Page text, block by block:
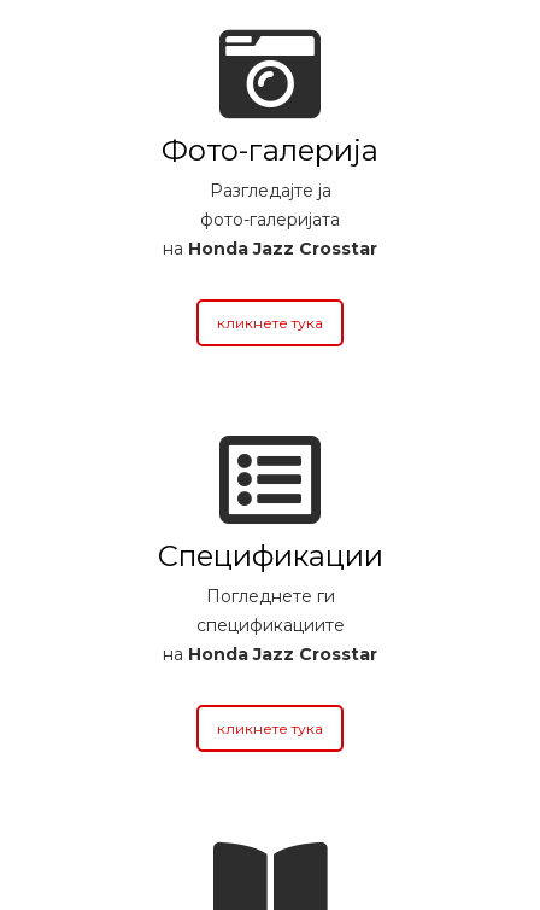
Фото-галерија
Разгледајте ја
фото-галеријата
на Honda Jazz Crosstar
кликнете тука
Спецификации
Погледнете ги
спецификациите
на Honda Jazz Crosstar
кликнете тука